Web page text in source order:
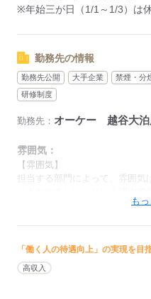
・勤務時間：20～40時間/週
※募集時間は職種により異な
年末繁忙期12/28～31、年始
棚卸日（数ヶ月に一度を予定
年始三が日（1/1～1/3）は休
※店舗により変動あり
勤務開始日はご相談の上決定
※年始三が日（1/1～1/3）は
勤務先の情報
勤務先公開 大手企業 禁煙・分
研修制度
勤務先： オーケー 越谷大泊
雰囲気：
【雰囲気】
担当する部門によって、雰囲気
スタッフさんもめずらしくあり
男女の割合 男性
仕事の仕方
も
「働く人の待遇向上」の実現を目
高収入